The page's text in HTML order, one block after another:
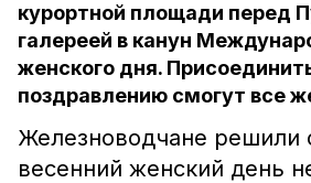
курортной площади перед
галереей в канун
женского дня.
поздравлению смогут все
Железноводчане решили
весенний женский день